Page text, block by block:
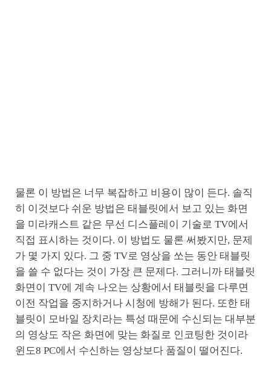
물론 이 방법은 너무 복잡하고 비용이 많이 든다. 솔직
히 이것보다 쉬운 방법은 태블릿에서 보고 있는 화면
을 미라캐스트 같은 무선 디스플레이 기술로 TV에서
직접 표시하는 것이다. 이 방법도 물론 써봤지만, 문제
가 몇 가지 있다. 그 중 TV로 영상을 쏘는 동안 태블릿
을 쓸 수 없다는 것이 가장 큰 문제다. 그러니까 태블릿
화면이 TV에 계속 나오는 상황에서 태블릿을 다루면
이전 작업을 중지하거나 시청에 방해가 된다. 또한 태
블릿이 모바일 장치라는 특성 때문에 수신되는 대부분
의 영상도 작은 화면에 맞는 화질로 인코팅한 것이라
윈도8 PC에서 수신하는 영상보다 품질이 떨어진다.